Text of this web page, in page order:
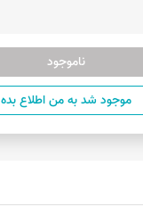
ناموجود
موجود شد به من اطلاع بده